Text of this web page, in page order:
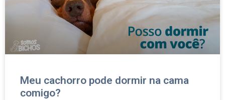
Meu cachorro pode dormir na cama
comigo?